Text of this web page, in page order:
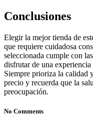
Conclusiones
Elegir la mejor tienda de
que requiere cuidadosa
seleccionada cumple con
disfrutar de una
Siempre prioriza la calidad
precio y recuerda que la
preocupación.
No Comments